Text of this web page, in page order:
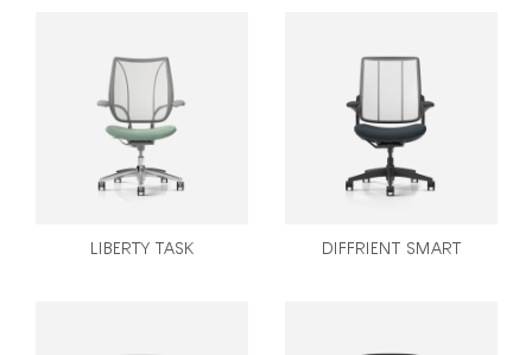
국가 선택
로그인
SIGN IN WITH SSO
비밀번호를 잊으셨나요
추천 코드가 있으십니까?
ENTER
LIBERTY TASK DIFFRIENT SMART